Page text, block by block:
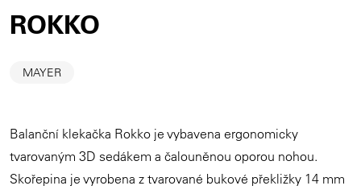
ROKKO
MAYER
Balanční klekačka Rokko je vybavena ergonomicky
tvarovaným 3D sedákem a čalouněnou oporou nohou.
Skořepina je vyrobena z tvarované bukové překližky 14 mm